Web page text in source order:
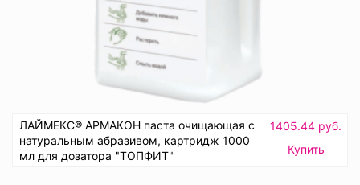
ЛАЙМЕКС® АРМАКОН паста очищающая с
натуральным абразивом, картридж 1000
мл для дозатора "ТОПФИТ"
1405.44 руб.
Купить